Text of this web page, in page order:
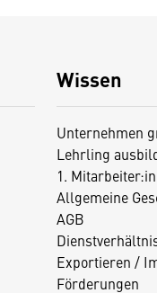
Wissen
Unternehmen
Lehrling
1. Mitarbeiter:in
Allgemeine
AGB
Exportieren /
Förderungen